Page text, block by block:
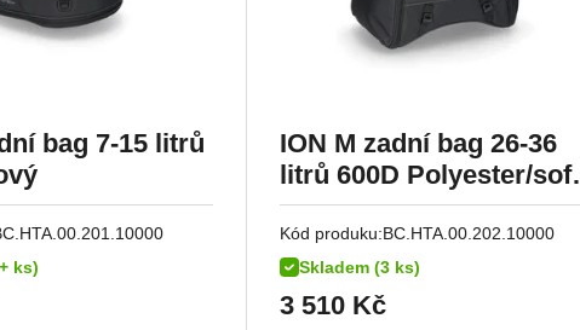
ks)
bag 7-15 litrů
Skladem (3 ks)
ION M zadní bag 26-36
litrů 600D Polyester/soft
Vinyl poruhový
Kód produku:BC.HTA.00.202.10000
3 510 Kč